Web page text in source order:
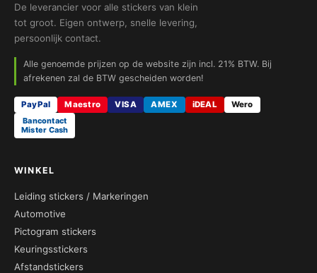
De leverancier voor alle stickers van klein
tot groot. Eigen ontwerp, snelle levering,
persoonlijk contact.
Alle genoemde prijzen op de website zijn incl. 21% BTW. Bij
afrekenen zal de BTW gescheiden worden!
PayPal Maestro VISA AMEX iDEAL
Wero
Bancontact
Mister Cash
WINKEL
Leiding stickers / Markeringen
Automotive
Pictogram stickers
Keuringsstickers
Afstandstickers